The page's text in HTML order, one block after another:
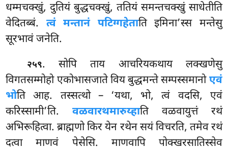
धम्मचक्खुं, दुतियं बुद्धचक्खुं, ततियं समन्तचक्खुं साधेतीति
वेदितब्बं. त्वं मन्तानं पटिग्गहेताति इमिना’स्स मन्तेसु
सूरभावं जनेति.
२५९. सोपिताय आचरियकथाय लक्खणेसु
विगतसम्मोहो एकोभासजाते विय बुद्धमन्ते सम्पस्समानोएवं
भोति आह. तस्सत्थो – ‘यथा, भो, त्वं वदसि, एवं
करिस्सामी’ति.वळवारथमारुय्हाति वळवायुत्तं रथं
अभिरूहित्वा. ब्राह्मणो किर येन रथेन सयं विचरति, तमेव रथं
दत्वा माणवं पेसेसि. माणवापि पोक्खरसातिस्सेव